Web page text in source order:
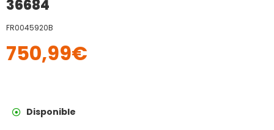
36684
FR0045920B
750,99€
Disponible